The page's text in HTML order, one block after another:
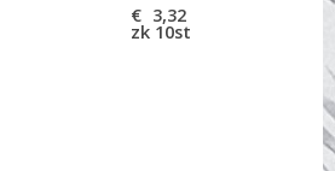
zk 10st